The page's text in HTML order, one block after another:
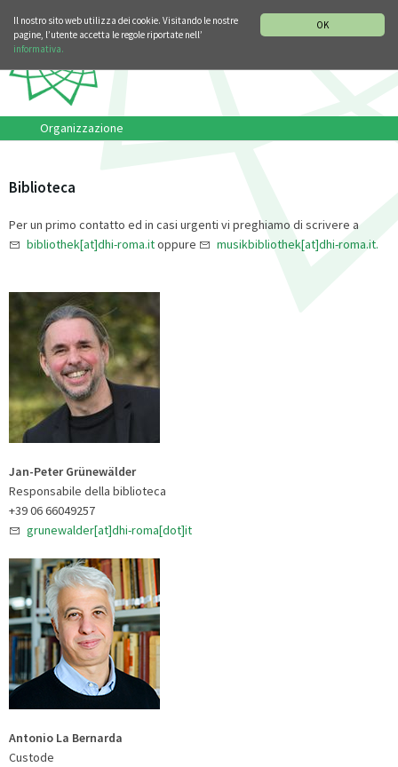
OK
Il nostro sito web utilizza dei cookie. Visitando le nostre
pagine, l’utente accetta le regole riportate nell’
informativa.
Organizzazione
Biblioteca
Per un primo contatto ed in casi urgenti vi preghiamo di scrivere a
bibliothek[at]dhi-roma.itoppure musikbibliothek[at]dhi-roma.it.
Jan-Peter Grünewälder
Responsabile della biblioteca
+39 06 66049257
grunewalder[at]dhi-roma[dot]it
Antonio La Bernarda
Custode